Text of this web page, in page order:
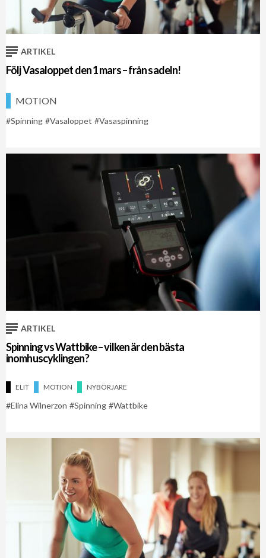
ARTIKEL
Följ Vasaloppet den 1 mars – från sadeln!
MOTION
Spinning Vasaloppet Vasaspinning
ARTIKEL
Spinning vs Wattbike – vilken är den bästa
inomhuscyklingen?
ELIT MOTION NYBÖRJARE
Elina Wilnerzon Spinning Wattbike